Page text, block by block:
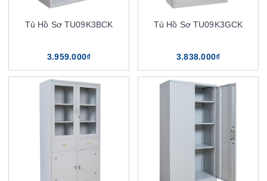
Tủ Hồ Sơ TU09K3BCK
3.959.000₫
Tủ Hồ Sơ TU09K3GCK
3.838.000₫